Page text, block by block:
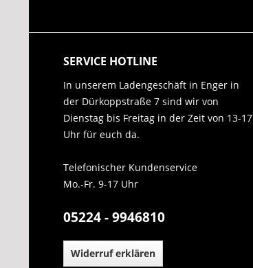
SERVICE HOTLINE
In unserem Ladengeschäft in Enger in
der Dürkoppstraße 7 sind wir von
Dienstag bis Freitag in der Zeit von 13-17
Uhr für euch da.
Telefonischer Kundenservice
Mo.-Fr. 9-17 Uhr
05224 - 9946810
Widerruf erklären